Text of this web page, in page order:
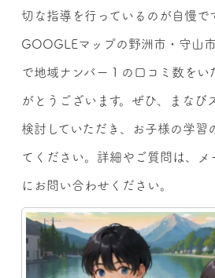
切な指導を行っているのが自慢で
GOOGLEマップの野洲市・守山
で地域ナンバー１の口コミ数をい
がとうございます。ぜひ、まなび
検討していただき、お子様の学習
てください。詳細やご質問は、メ
にお問い合わせください。